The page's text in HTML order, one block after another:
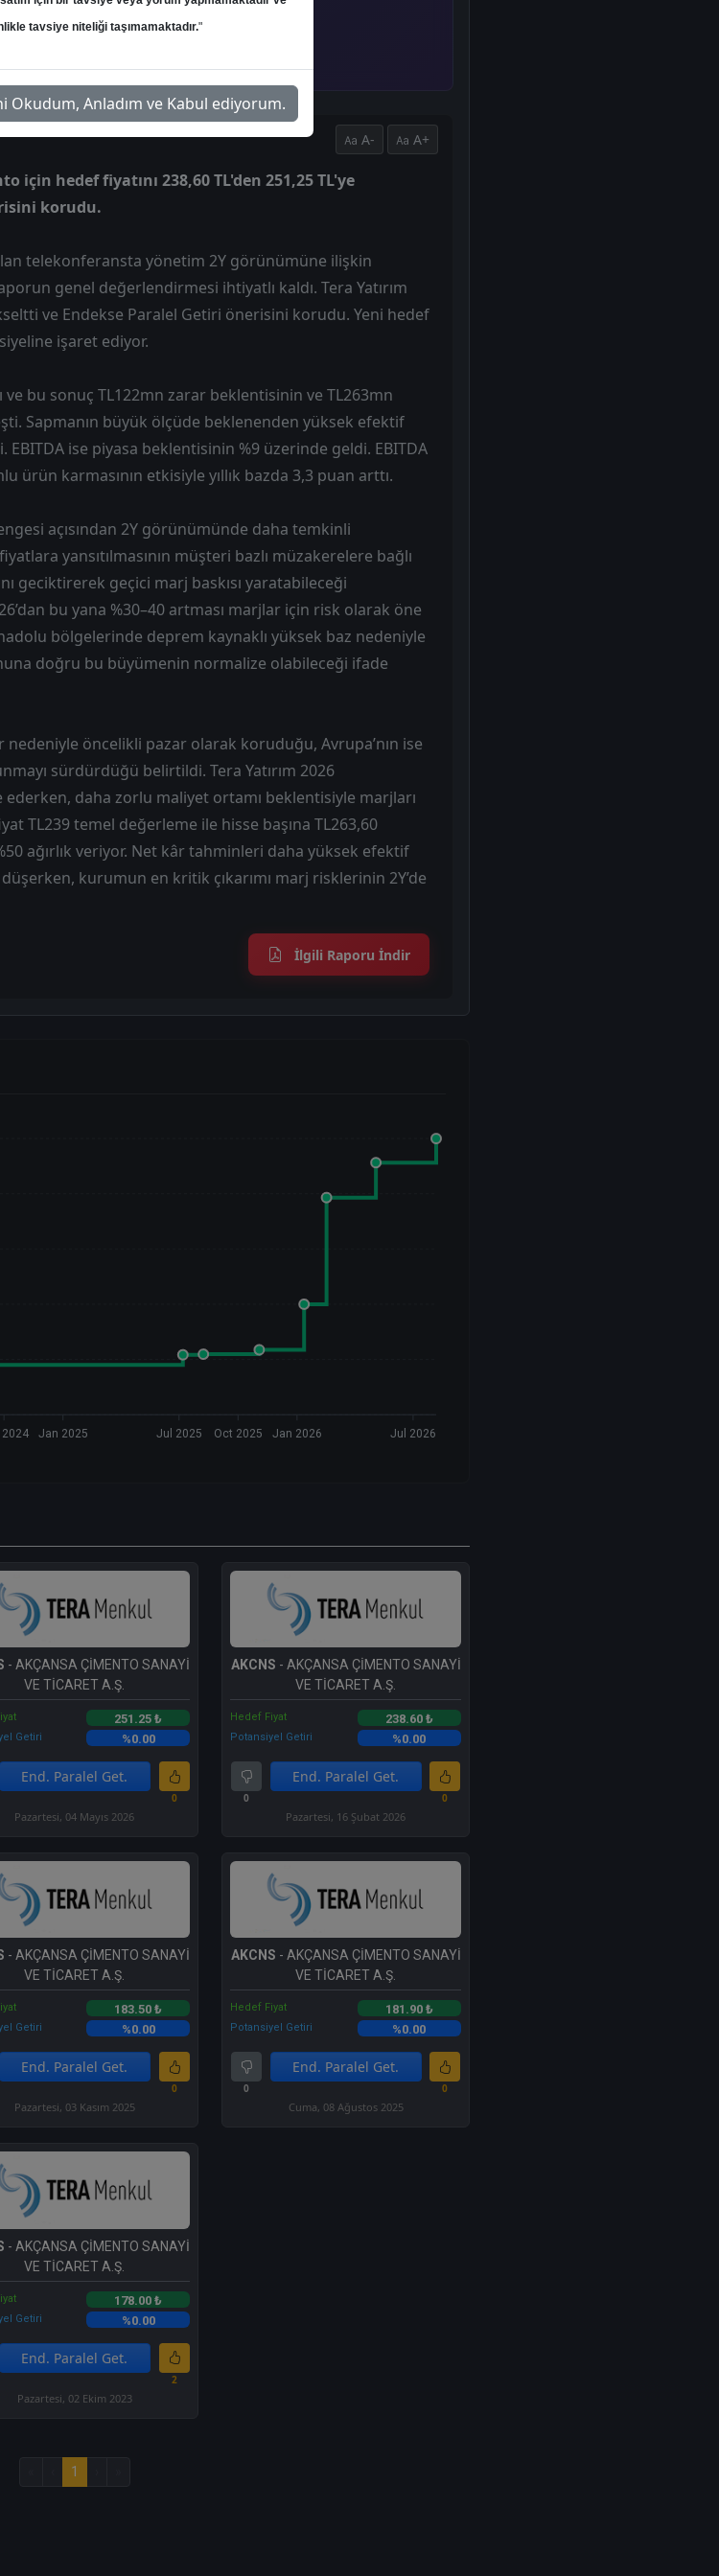
A- A+
için hedef fiyatını 238,60 TL'den 251,25 TL'ye
korudu.
telekonferansta yönetim 2Y görünümüne ilişkin
genel değerlendirmesi ihtiyatlı kaldı. Tera Yatırım
ve Endekse Paralel Getiri önerisini korudu. Yeni hedef
işaret ediyor.
ve bu sonuç TL122mn zarar beklentisinin ve TL263mn
Sapmanın büyük ölçüde beklenenden yüksek efektif
ise piyasa beklentisinin %9 üzerinde geldi. EBITDA
ürün karmasının etkisiyle yıllık bazda 3,3 puan arttı.
açısından 2Y görünümünde daha temkinli
yansıtılmasının müşteri bazlı müzakerelere bağlı
geciktirerek geçici marj baskısı yaratabileceği
bu yana %30–40 artması marjlar için risk olarak öne
bölgelerinde deprem kaynaklı yüksek baz nedeniyle
doğru bu büyümenin normalize olabileceği ifade
öncelikli pazar olarak koruduğu, Avrupa’nın ise
sürdürdüğü belirtildi. Tera Yatırım 2026
daha zorlu maliyet ortamı beklentisiyle marjları
TL239 temel değerleme ile hisse başına TL263,60
ağırlık veriyor. Net kâr tahminleri daha yüksek efektif
kurumun en kritik çıkarımı marj risklerinin 2Y’de
İlgili Raporu İndir
2024 Jan 2025 Jul 2025 Oct 2025 Jan 2026 Jul 2026
- AKÇANSA ÇİMENTO SANAYİ
VE TİCARET A.Ş.
251.25 ₺
Getiri %0.00
End. Paralel Get.
0
Pazartesi, 04 Mayıs 2026
AKCNS - AKÇANSA ÇİMENTO SANAYİ
VE TİCARET A.Ş.
Hedef Fiyat 238.60 ₺
Potansiyel Getiri %0.00
0
End. Paralel Get.
0
Pazartesi, 16 Şubat 2026
- AKÇANSA ÇİMENTO SANAYİ
VE TİCARET A.Ş.
183.50 ₺
Getiri %0.00
End. Paralel Get.
0
Pazartesi, 03 Kasım 2025
AKCNS - AKÇANSA ÇİMENTO SANAYİ
VE TİCARET A.Ş.
Hedef Fiyat 181.90 ₺
Potansiyel Getiri %0.00
0
End. Paralel Get.
0
Cuma, 08 Ağustos 2025
- AKÇANSA ÇİMENTO SANAYİ
VE TİCARET A.Ş.
178.00 ₺
Getiri %0.00
End. Paralel Get.
2
Pazartesi, 02 Ekim 2023
1
tavsiye niteliği taşımamaktadır."
Beyan edilen metni Okudum, Anladım ve Kabul ediyorum.